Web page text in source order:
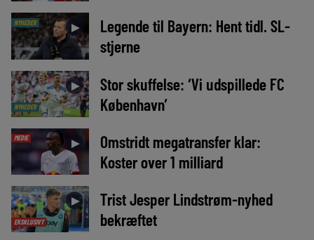
NYHEDER ►
Legende til Bayern: Hent tidl. SL-
stjerne
NYHEDER
►
Stor skuffelse: ‘Vi udspillede FC
København’
MEDIE ►
Omstridt megatransfer klar:
Koster over 1 milliard
EKSKLUSIVT
►
Trist Jesper Lindstrøm-nyhed
bekræftet